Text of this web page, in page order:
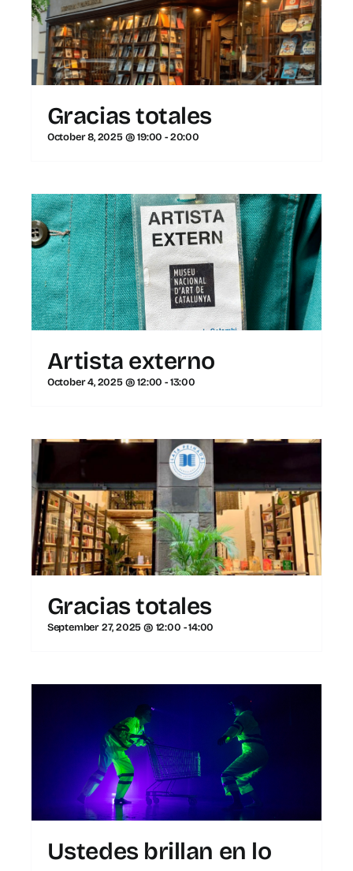
Gracias totales
October 8, 2025 @ 19:00 -20:00
Artista externo
October 4, 2025 @ 12:00 -13:00
Gracias totales
September 27, 2025 @ 12:00 -14:00
Ustedes brillan en lo